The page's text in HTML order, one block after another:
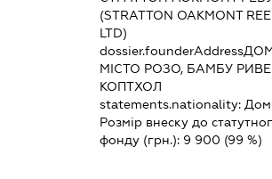
(STRATTON OAKMONT
LTD)
dossier.founderAddress
МІСТО РОЗО, БАМБУ
КОПТХОЛ
statements.nationality:
Розмір внеску до
фонду (грн.): 9 900 (99 %)